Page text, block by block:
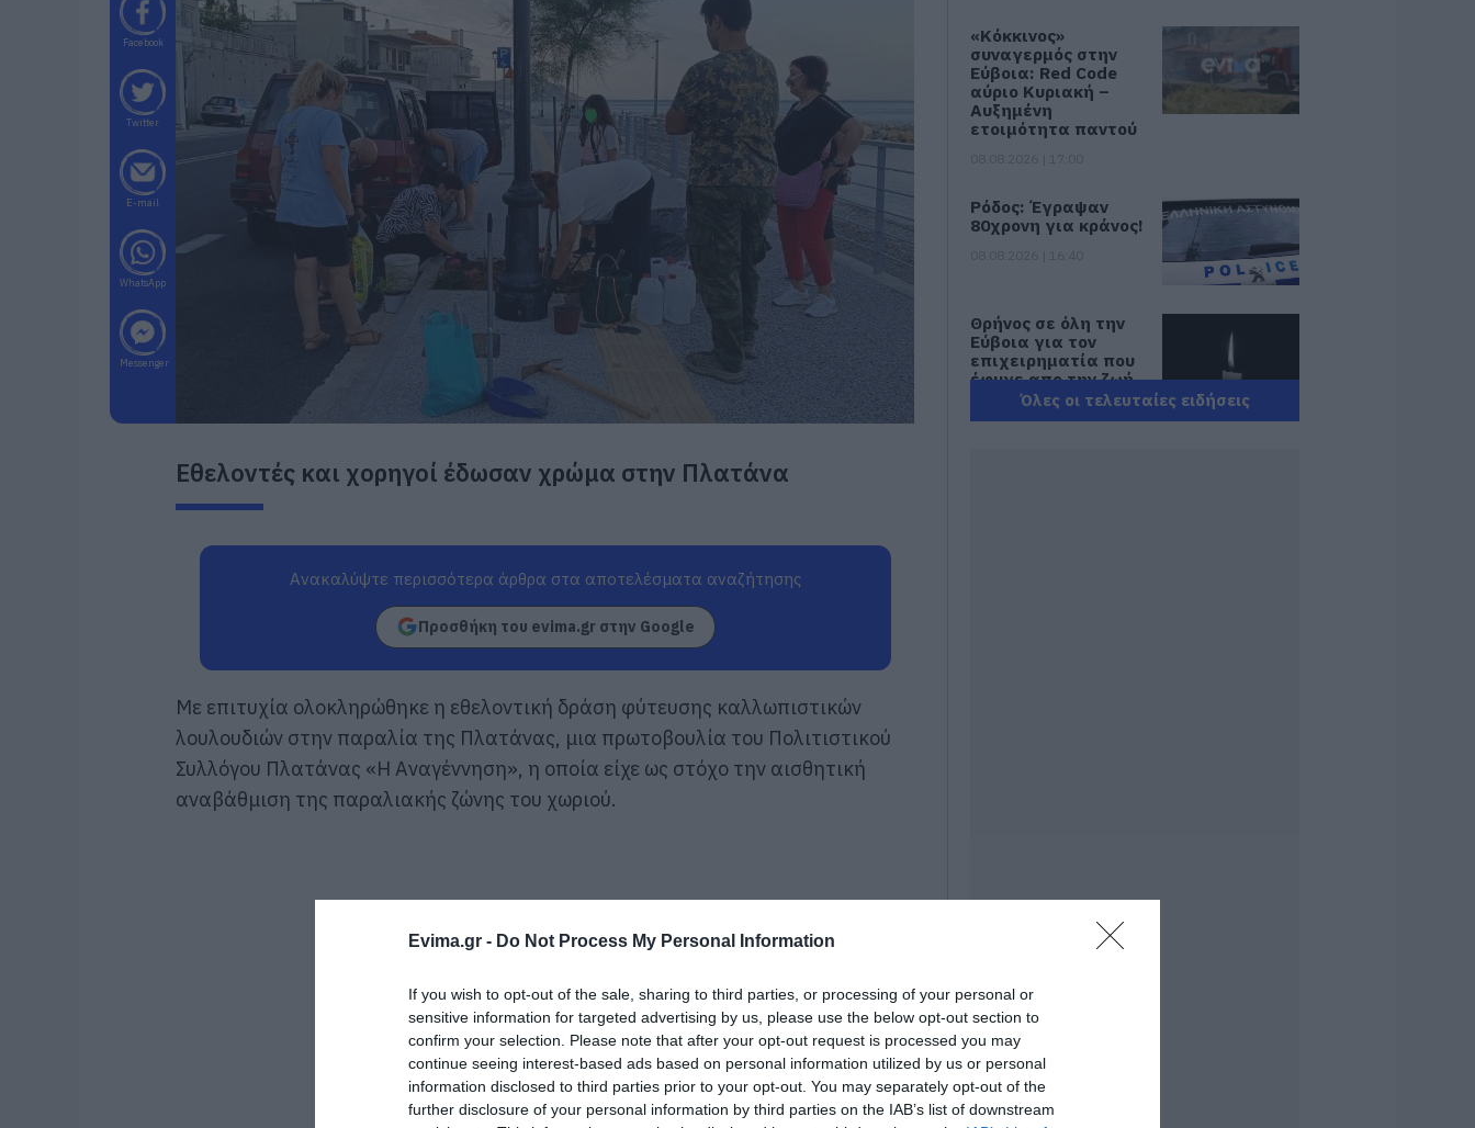
Evima.gr - Do Not Process My Personal Information
If you wish to opt-out of the sale, sharing to third parties, or processing of your personal or
sensitive information for targeted advertising by us, please use the below opt-out section to
confirm your selection. Please note that after your opt-out request is processed you may
continue seeing interest-based ads based on personal information utilized by us or personal
information disclosed to third parties prior to your opt-out. You may separately opt-out of the
further disclosure of your personal information by third parties on the IAB’s list of downstream
Facebook
Twitter
E-mail
WhatsApp
Messenger
Εθελοντές και χορηγοί έδωσαν χρώμα στην Πλατάνα
Ανακαλύψτε περισσότερα άρθρα στα αποτελέσματα αναζήτησης
Προσθήκη του evima.gr στην Google
Με επιτυχία ολοκληρώθηκε η εθελοντική δράση φύτευσης καλλωπιστικών
λουλουδιών στην παραλία της Πλατάνας, μια πρωτοβουλία του Πολιτιστικού
Συλλόγου Πλατάνας «Η Αναγέννηση», η οποία είχε ως στόχο την αισθητική
αναβάθμιση της παραλιακής ζώνης του χωριού.
«Κόκκινος»
συναγερμός στην
Εύβοια: Red Code
αύριο Κυριακή –
Αυξημένη
ετοιμότητα παντού
Ρόδος: Έγραψαν
80χρονη για κράνος!
Θρήνος σε όλη την
Εύβοια για τον
επιχειρηματία που
έφυγε απο την ζωή
08.08.2026 | 16:20
Μεγάλη προσοχή
Όμιλος ΔΕΗ: Νέα
συμφωνία για
χαρτοφυλάκιο
έργων ΑΠΕ
08.08.2026 | 14:40
Όλες οι τελευταίες ειδήσεις